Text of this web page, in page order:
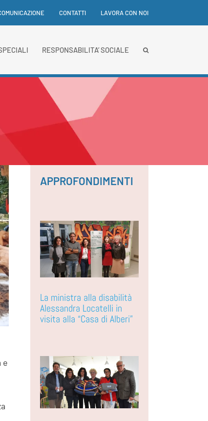
CONTATTI LAVORA CON NOI
RESPONSABILITA’ SOCIALE
e
APPROFONDIMENTI
La ministra alla disabilità
Alessandra Locatelli in
visita alla “Casa di Alberi”